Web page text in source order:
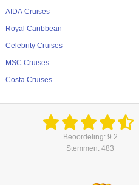
AIDA Cruises
Royal Caribbean
Celebrity Cruises
MSC Cruises
Costa Cruises
Beoordeling: 9.2
Stemmen: 483